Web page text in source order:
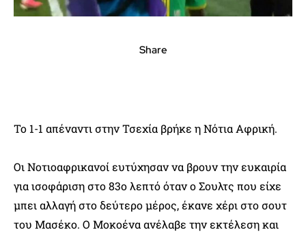
Share
Το 1-1 απέναντι στην Τσεχία βρήκε η Νότια Αφρική.
Οι Νοτιοαφρικανοί ευτύχησαν να βρουν την ευκαιρία
για ισοφάριση στο 83ο λεπτό όταν ο Σουλτς που είχε
μπει αλλαγή στο δεύτερο μέρος, έκανε χέρι στο σουτ
του Μασέκο. Ο Μοκοένα ανέλαβε την εκτέλεση και